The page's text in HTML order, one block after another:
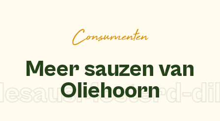
Consumenten
Meer sauzen van
Oliehoorn
Mosterd-